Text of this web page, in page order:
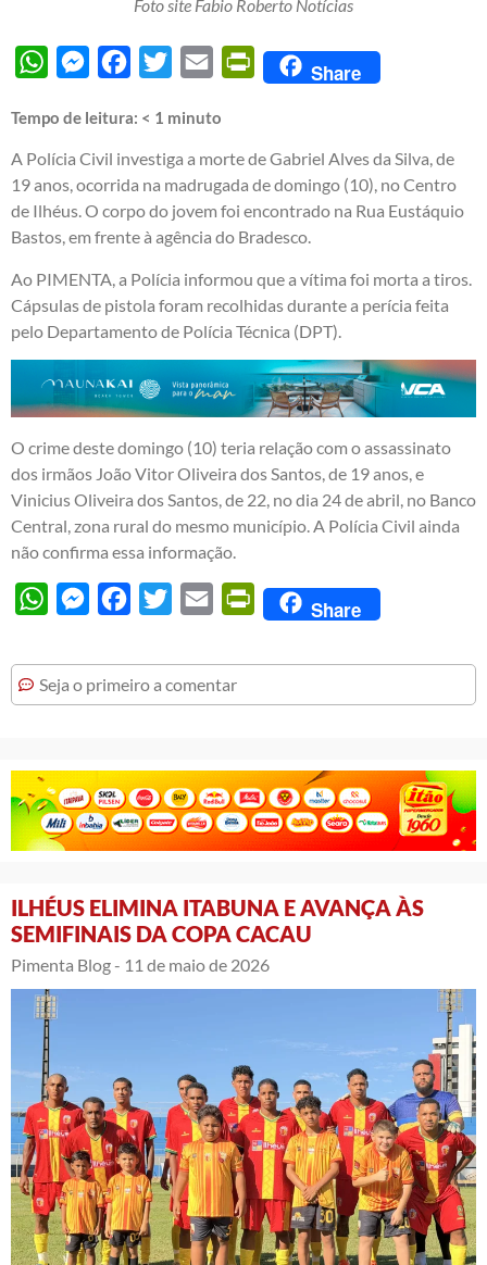
Foto site Fabio Roberto Notícias
WhatsAppMessengerFacebook
Twitter Email PrintFriendly
Share
Tempo de leitura: < 1 minuto
A Polícia Civil investiga a morte de Gabriel Alves da Silva, de
19 anos, ocorrida na madrugada de domingo (10), no Centro
de Ilhéus. O corpo do jovem foi encontrado na Rua Eustáquio
Bastos, em frente à agência do Bradesco.
Ao PIMENTA, a Polícia informou que a vítima foi morta a tiros.
Cápsulas de pistola foram recolhidas durante a perícia feita
pelo Departamento de Polícia Técnica (DPT).
O crime deste domingo (10) teria relação com o assassinato
dos irmãos João Vitor Oliveira dos Santos, de 19 anos, e
Vinicius Oliveira dos Santos, de 22, no dia 24 de abril, no Banco
Central, zona rural do mesmo município. A Polícia Civil ainda
não confirma essa informação.
WhatsAppMessengerFacebook
Twitter Email PrintFriendly
Share
Seja o primeiro a comentar
ILHÉUS ELIMINA ITABUNA E AVANÇA ÀS
SEMIFINAIS DA COPA CACAU
Pimenta Blog - 11 de maio de 2026